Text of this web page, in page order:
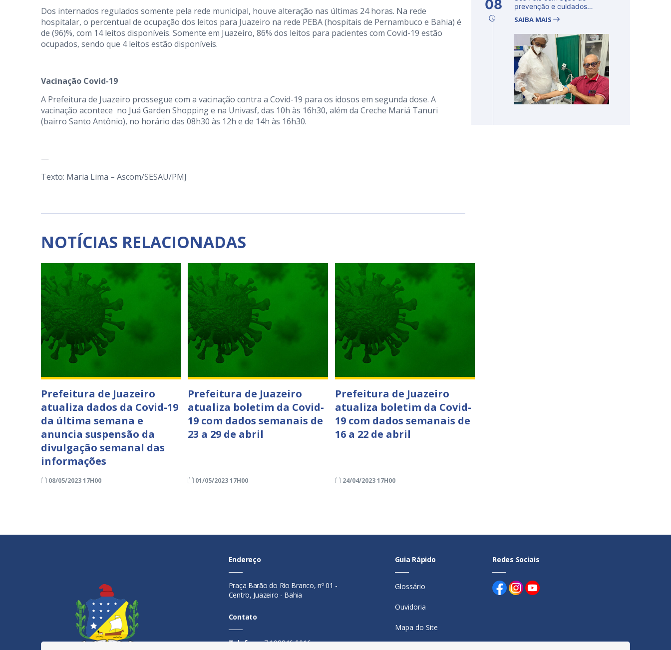
Dos internados regulados somente pela rede municipal, houve alteração nas últimas 24 horas. Na rede
hospitalar, o percentual de ocupação dos leitos para Juazeiro na rede PEBA (hospitais de Pernambuco e Bahia) é
de (96)%, com 14 leitos disponíveis. Somente em Juazeiro, 86% dos leitos para pacientes com Covid-19 estão
ocupados, sendo que 4 leitos estão disponíveis.
Vacinação Covid-19
A Prefeitura de Juazeiro prossegue com a vacinação contra a Covid-19 para os idosos em segunda dose. A
vacinação acontece no Juá Garden Shopping e na Univasf, das 10h às 16h30, além da Creche Mariá Tanuri
(bairro Santo Antônio), no horário das 08h30 às 12h e de 14h às 16h30.
—
Texto: Maria Lima – Ascom/SESAU/PMJ
NOTÍCIAS RELACIONADAS
Prefeitura de Juazeiro
atualiza dados da Covid-19
da última semana e
anuncia suspensão da
divulgação semanal das
informações
08/05/2023 17H00
Prefeitura de Juazeiro
atualiza boletim da Covid-
19 com dados semanais de
23 a 29 de abril
01/05/2023 17H00
Prefeitura de Juazeiro
atualiza boletim da Covid-
19 com dados semanais de
16 a 22 de abril
24/04/2023 17H00
08
prevenção e cuidados
SAIBA MAIS
Endereço
Praça Barão do Rio Branco, nº 01 -
Centro, Juazeiro - Bahia
Contato
Telefone:74 98846-0016
Guia Rápido
Glossário
Ouvidoria
Mapa do Site
Redes Sociais